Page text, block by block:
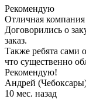
Рекомендую
Отличная компания
Договорились о
заказ.
Также ребята сами
что существенно
Рекомендую!
Андрей
10 мес. назад